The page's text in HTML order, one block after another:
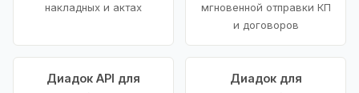
накладных и актах
мгновенной отправки КП
и договоров
Диадок API для
Диадок для